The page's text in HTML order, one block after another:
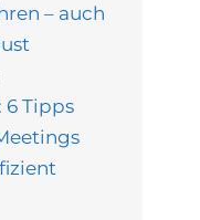
– auch
Tipps